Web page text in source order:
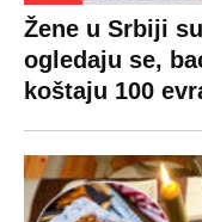
Žene u Srbiji
ogledaju se,
koštaju 100